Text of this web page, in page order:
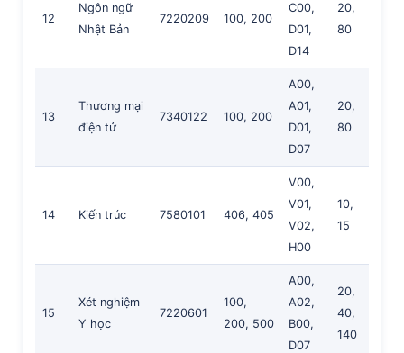
12
Ngôn ngữ
Nhật Bản
7220209 100, 200
C00,
D01,
D14
20,
80
13
Thương mại
điện tử
7340122 100, 200
A00,
A01,
D01,
D07
20,
80
14 Kiến trúc 7580101 406, 405
V00,
V01,
V02,
H00
10,
15
15
Xét nghiệm
Y học
7220601
100,
200, 500
A00,
A02,
B00,
D07
20,
40,
140